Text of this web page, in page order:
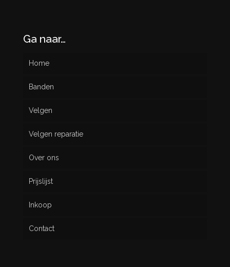
Ga naar…
Home
Banden
Nieuw
Gebruikt
Velgen
Velgen reparatie
Over ons
Prijslijst
Inkoop
Contact